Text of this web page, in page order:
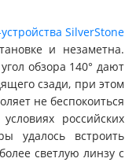
SilverStone
и незаметна.
обзора 140° дают
сзади, при этом
не беспокоиться
российских
удалось встроить
светлую линзу с